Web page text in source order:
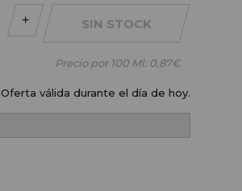
+ SIN STOCK
Precio por 100 Ml: 0,87€
Oferta válida durante el día de hoy.